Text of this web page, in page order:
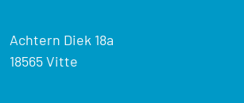
Achtern Diek 18a
18565 Vitte